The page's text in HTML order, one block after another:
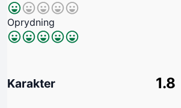
Oprydning
Karakter 1.8